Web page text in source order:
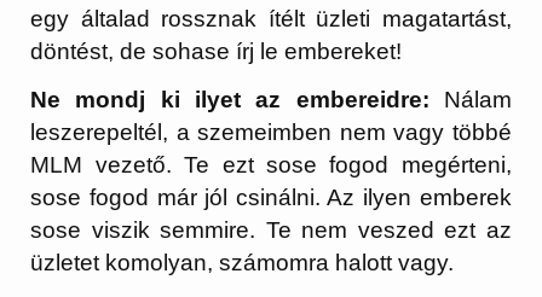
egy általad rossznak ítélt üzleti magatartást,
döntést, de sohase írj le embereket!
Ne mondj ki ilyet az embereidre: Nálam
leszerepeltél, a szemeimben nem vagy többé
MLM vezető. Te ezt sose fogod megérteni,
sose fogod már jól csinálni. Az ilyen emberek
sose viszik semmire. Te nem veszed ezt az
üzletet komolyan, számomra halott vagy.